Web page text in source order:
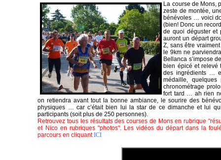
La course de Mons,
zeste de montée,
bénévoles … voici
(bien! Donc un
de quoi déguster et
auront un départ
Z, sans être
le 9km ne
Bellanca s’impose
bien épicé et relevé
des ingrédients …
médaille, quelques
chronométrage
fort tard … ah rien
on retiendra avant tout la bonne ambiance, le sourire des
physiques … car c’était bien lui la star de ce dimanche et lui
participants (soit plus de 250 personnes).
Retrouvez tous les résultats des courses de Mons en rubrique
et Nico en rubriques "photos". Les vidéos du départ dans la
parcours en cliquant ICI